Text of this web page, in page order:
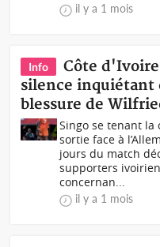
il y a 1 mois
Info
Côte
silence inquiétant
blessure de
Singo se tenant la
sortie face à
jours du match
supporters
concernan...
il y a 1 mois